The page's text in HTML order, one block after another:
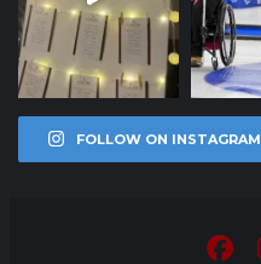
FOLLOW ON INSTAGRAM